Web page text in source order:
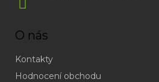
O nás
Kontakty
Hodnocení obchodu